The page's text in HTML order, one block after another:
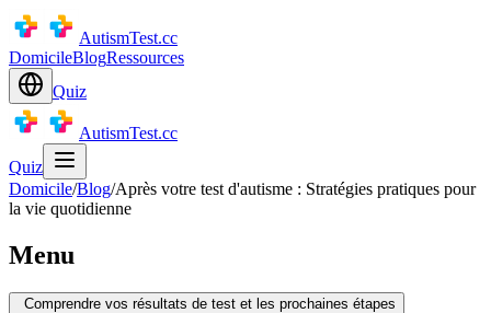
AutismTest.cc
DomicileBlogRessources
Quiz
AutismTest.cc
Quiz
Domicile/Blog/Après votre test d'autisme : Stratégies pratiques pour
la vie quotidienne
Menu
Comprendre vos résultats de test et les prochaines étapes